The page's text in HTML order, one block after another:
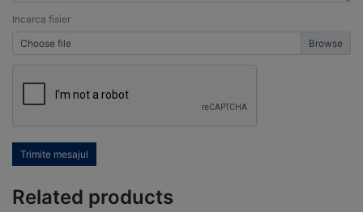
Incarca fisier
Choose file
Trimite mesajul
Related products